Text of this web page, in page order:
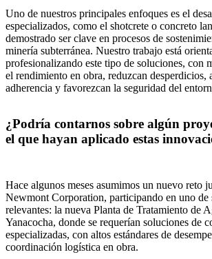
Uno de nuestros principales enfoques es el
especializados, como el shotcrete o concreto
demostrado ser clave en procesos de
minería subterránea. Nuestro trabajo está
profesionalizando este tipo de soluciones, con
el rendimiento en obra, reduzcan desperdicios,
adherencia y favorezcan la seguridad del
¿Podría contarnos sobre algún
el que hayan aplicado estas
Hace algunos meses asumimos un nuevo reto
Newmont Corporation, participando en uno de
relevantes: la nueva Planta de Tratamiento de
Yanacocha, donde se requerían soluciones de
especializadas, con altos estándares de
coordinación logística en obra.